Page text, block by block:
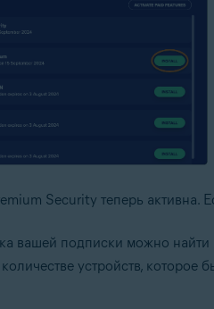
Security теперь активна.
вашей подписки можно найти
устройств, которое